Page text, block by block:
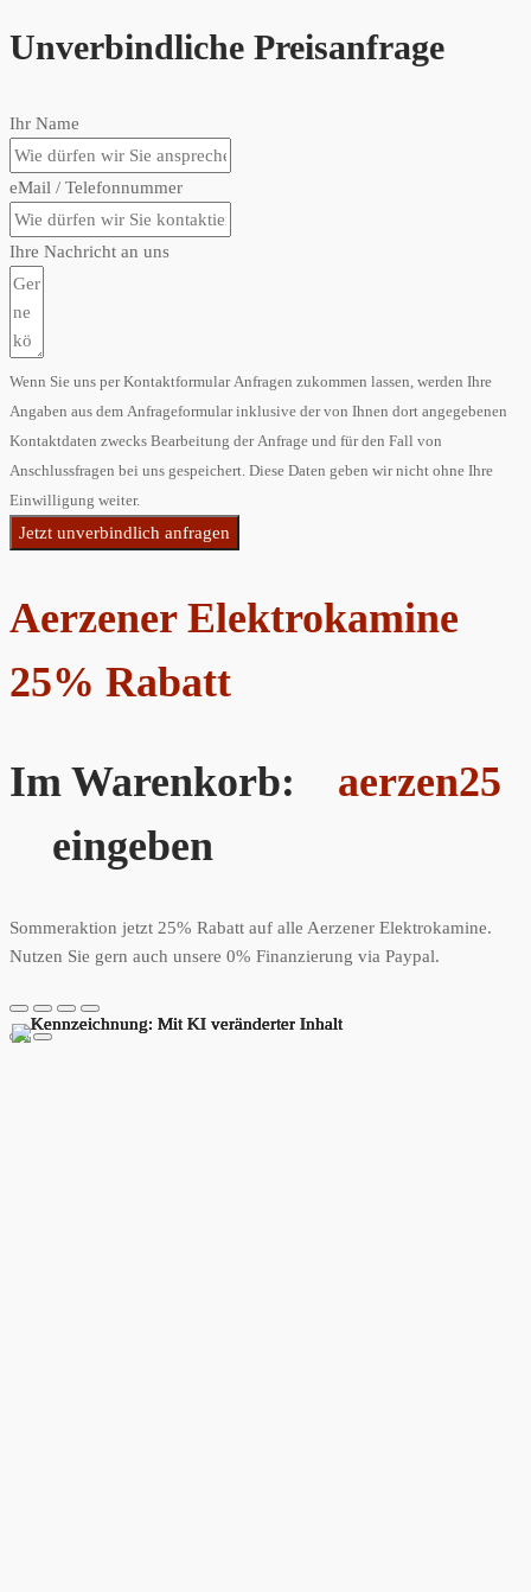
Unverbindliche Preisanfrage
Ihr Name
eMail / Telefonnummer
Ihre Nachricht an uns
Wenn Sie uns per Kontaktformular Anfragen zukommen lassen, werden Ihre
Angaben aus dem Anfrageformular inklusive der von Ihnen dort angegebenen
Kontaktdaten zwecks Bearbeitung der Anfrage und für den Fall von
Anschlussfragen bei uns gespeichert. Diese Daten geben wir nicht ohne Ihre
Einwilligung weiter.
Jetzt unverbindlich anfragen
Aerzener Elektrokamine
25% Rabatt
Im Warenkorb: aerzen25
eingeben
Sommeraktion jetzt 25% Rabatt auf alle Aerzener Elektrokamine.
Nutzen Sie gern auch unsere 0% Finanzierung via Paypal.